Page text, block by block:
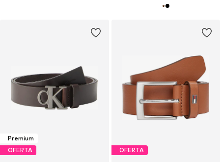
Premium
OFERTA
OFERTA